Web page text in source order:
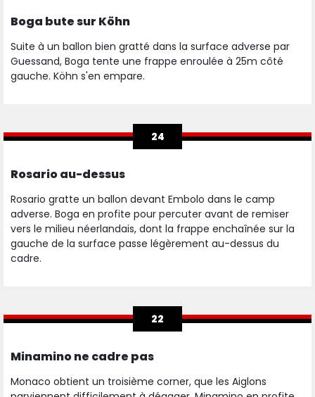
Boga bute sur Köhn
Suite à un ballon bien gratté dans la surface adverse par
Guessand, Boga tente une frappe enroulée à 25m côté
gauche. Köhn s'en empare.
24
Rosario au-dessus
Rosario gratte un ballon devant Embolo dans le camp
adverse. Boga en profite pour percuter avant de remiser
vers le milieu néerlandais, dont la frappe enchaînée sur la
gauche de la surface passe légèrement au-dessus du
cadre.
22
Minamino ne cadre pas
Monaco obtient un troisième corner, que les Aiglons